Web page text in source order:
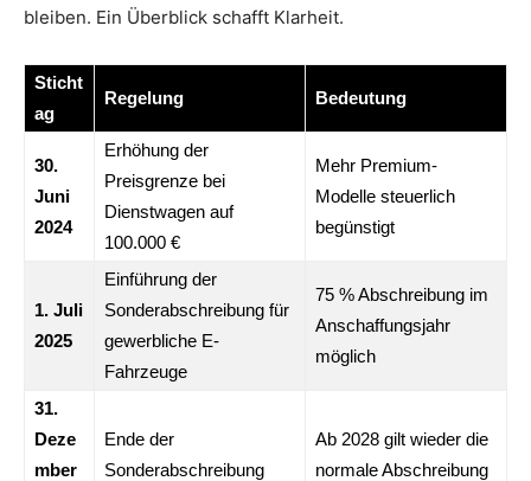
bleiben. Ein Überblick schafft Klarheit.
Sticht
ag
Regelung Bedeutung
30.
Juni
2024
Erhöhung der
Preisgrenze bei
Dienstwagen auf
100.000 €
Mehr Premium-
Modelle steuerlich
begünstigt
1. Juli
2025
Einführung der
Sonderabschreibung für
gewerbliche E-
Fahrzeuge
75 % Abschreibung im
Anschaffungsjahr
möglich
31.
Deze
mber
Ende der
Sonderabschreibung
Ab 2028 gilt wieder die
normale Abschreibung